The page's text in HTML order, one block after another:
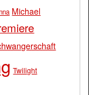
Michael
Twilight